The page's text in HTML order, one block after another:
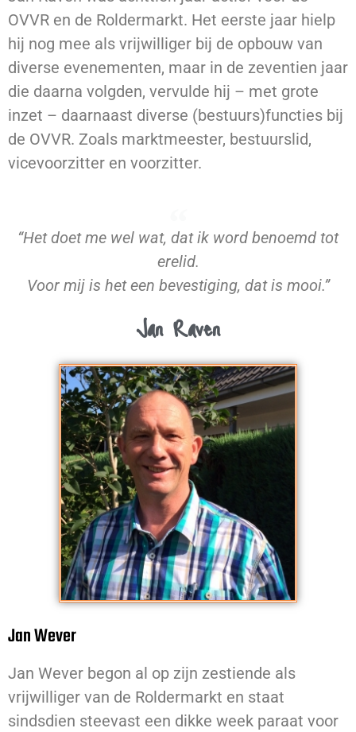
OVVR en de Roldermarkt. Het eerste jaar hielp
hij nog mee als vrijwilliger bij de opbouw van
diverse evenementen, maar in de zeventien jaar
die daarna volgden, vervulde hij – met grote
inzet – daarnaast diverse (bestuurs)functies bij
de OVVR. Zoals marktmeester, bestuurslid,
vicevoorzitter en voorzitter.
“Het doet me wel wat, dat ik word benoemd tot
erelid.
Voor mij is het een bevestiging, dat is mooi.”
Jan Raven
Jan Wever
Jan Wever begon al op zijn zestiende als
vrijwilliger van de Roldermarkt en staat
sindsdien steevast een dikke week paraat voor